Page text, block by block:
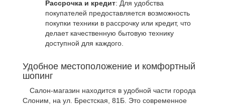
Рассрочка и кредит: Для удобства
покупателей предоставляется возможность
покупки техники в рассрочку или кредит, что
делает качественную бытовую технику
доступной для каждого.
Удобное местоположение и комфортный
шопинг
Салон-магазин находится в удобной части города
Слоним, на ул. Брестская, 81Б. Это современное